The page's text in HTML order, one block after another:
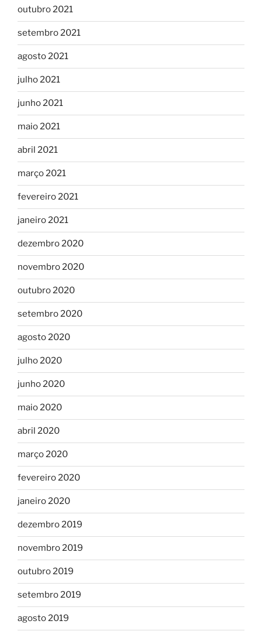
outubro 2021
setembro 2021
agosto 2021
julho 2021
junho 2021
maio 2021
abril 2021
março 2021
fevereiro 2021
janeiro 2021
dezembro 2020
novembro 2020
outubro 2020
setembro 2020
agosto 2020
julho 2020
junho 2020
maio 2020
abril 2020
março 2020
fevereiro 2020
janeiro 2020
dezembro 2019
novembro 2019
outubro 2019
setembro 2019
agosto 2019